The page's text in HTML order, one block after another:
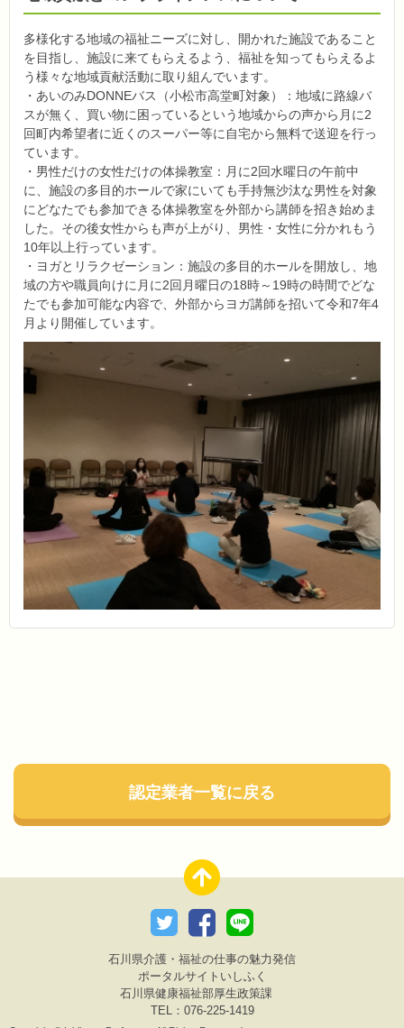
多様化する地域の福祉ニーズに対し、開かれた施設であること
を目指し、施設に来てもらえるよう、福祉を知ってもらえるよ
う様々な地域貢献活動に取り組んでいます。
・あいのみDONNEバス（小松市高堂町対象）：地域に路線バ
スが無く、買い物に困っているという地域からの声から月に2
回町内希望者に近くのスーパー等に自宅から無料で送迎を行っ
ています。
・男性だけの女性だけの体操教室：月に2回水曜日の午前中
に、施設の多目的ホールで家にいても手持無沙汰な男性を対象
にどなたでも参加できる体操教室を外部から講師を招き始めま
した。その後女性からも声が上がり、男性・女性に分かれもう
10年以上行っています。
・ヨガとリラクゼーション：施設の多目的ホールを開放し、地
域の方や職員向けに月に2回月曜日の18時～19時の時間でどな
たでも参加可能な内容で、外部からヨガ講師を招いて令和7年4
月より開催しています。
認定業者一覧に戻る
石川県介護・福祉の仕事の魅力発信
ポータルサイトいしふく
石川県健康福祉部厚生政策課
TEL：076-225-1419